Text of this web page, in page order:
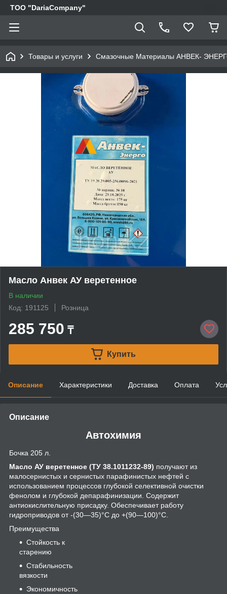
TOO "DariaCompany"
Товары и услуги Смазочные Материалы АНВЕК-
Масло Анвек АУ веретенное
В наличии
Код: 191125
Розница
285 750 ₸
Купить
Описание Характеристики Доставка Оплата
Описание
Автохимия
Бочка 205 л.
Масло АУ веретенное (ТУ 38.1011232-89) получают из
малосернистых и сернистых парафинистых нефтей с
использованием процессов глубокой селективной очистки
фенолом и глубокой депарафинизации. Содержит
антиокислительную присадку. Обеспечивает работу
гидроприводов от -(30—35)°С до +(90—100)°С.
Преимущества
Cтойкость к
старению
Cтабильность
вязкости
Экономичность